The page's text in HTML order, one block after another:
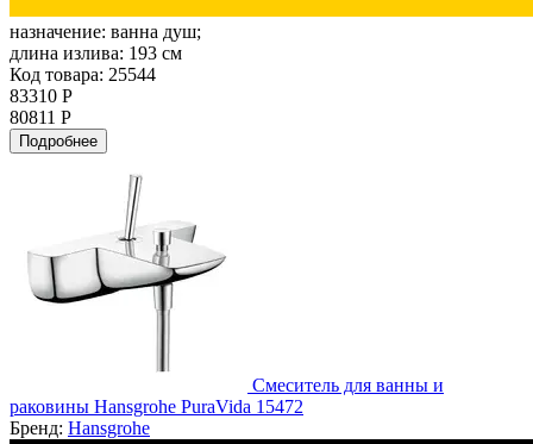
назначение: ванна душ;
длина излива: 193 см
Код товара: 25544
83310 Р
80811 Р
Подробнее
Смеситель для ванны и
раковины Hansgrohe PuraVida 15472
Бренд: Hansgrohe